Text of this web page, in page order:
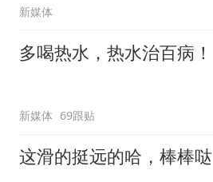
新媒体
多喝热水，热水治百病！
新媒体 69跟贴
这滑的挺远的哈，棒棒哒